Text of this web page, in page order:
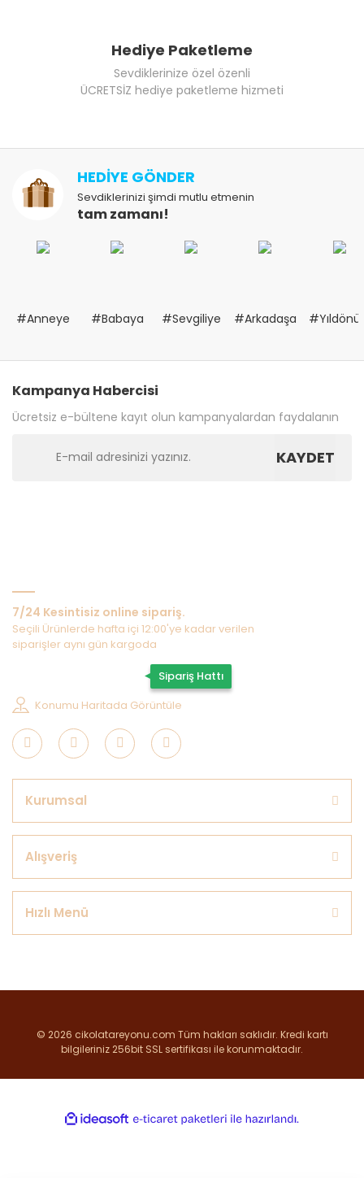
Hediye Paketleme
Sevdiklerinize özel özenli
ÜCRETSİZ hediye paketleme hizmeti
HEDİYE GÖNDER
Sevdiklerinizi şimdi mutlu etmenin
tam zamanı!
#Anneye #Babaya #Sevgiliye #Arkadaşa
Kampanya Habercisi
Ücretsiz e-bültene kayıt olun kampanyalardan faydalanın
KAYDET
7/24 Kesintisiz online sipariş.
Seçili Ürünlerde hafta içi 12:00'ye kadar verilen
siparişler aynı gün kargoda
Sipariş Hattı
Konumu Haritada Görüntüle
Kurumsal
Alışveriş
Hızlı Menü
© 2026 cikolatareyonu.com Tüm hakları saklıdır. Kredi kartı
bilgileriniz 256bit SSL sertifikası ile korunmaktadır.
ideasoft
e-